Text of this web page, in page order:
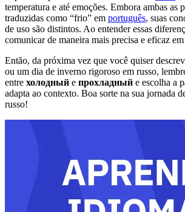
temperatura e até emoções. Embora ambas as
traduzidas como “frio” em português, suas
de uso são distintos. Ao entender essas
comunicar de maneira mais precisa e eficaz em
Então, da próxima vez que você quiser
ou um dia de inverno rigoroso em russo,
entre холодный e прохладный e escolha a
adapta ao contexto. Boa sorte na sua jornada
russo!